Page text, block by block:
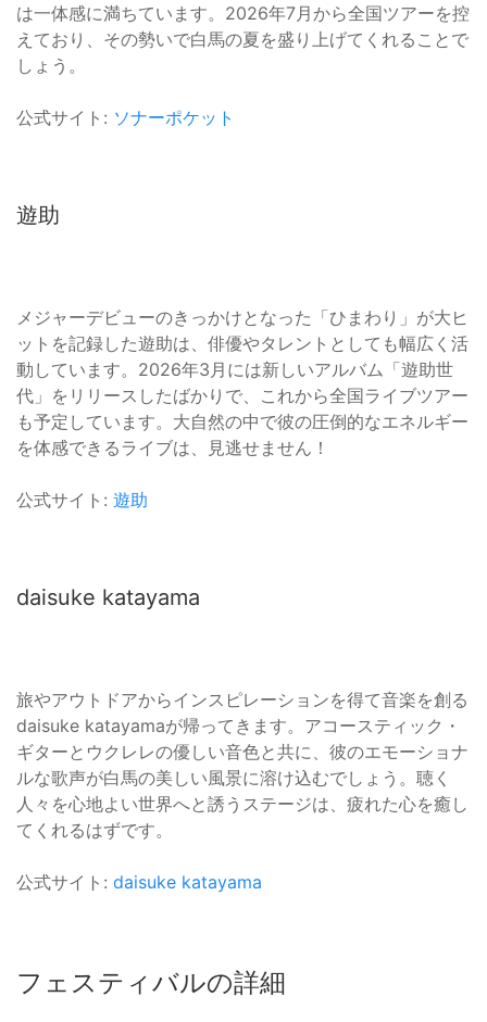
は一体感に満ちています。2026年7月から全国ツアーを控
えており、その勢いで白馬の夏を盛り上げてくれることで
しょう。
公式サイト: ソナーポケット
遊助
メジャーデビューのきっかけとなった「ひまわり」が大ヒ
ットを記録した遊助は、俳優やタレントとしても幅広く活
動しています。2026年3月には新しいアルバム「遊助世
代」をリリースしたばかりで、これから全国ライブツアー
も予定しています。大自然の中で彼の圧倒的なエネルギー
を体感できるライブは、見逃せません！
公式サイト: 遊助
daisuke katayama
旅やアウトドアからインスピレーションを得て音楽を創る
daisuke katayamaが帰ってきます。アコースティック・
ギターとウクレレの優しい音色と共に、彼のエモーショナ
ルな歌声が白馬の美しい風景に溶け込むでしょう。聴く
人々を心地よい世界へと誘うステージは、疲れた心を癒し
てくれるはずです。
公式サイト: daisuke katayama
フェスティバルの詳細